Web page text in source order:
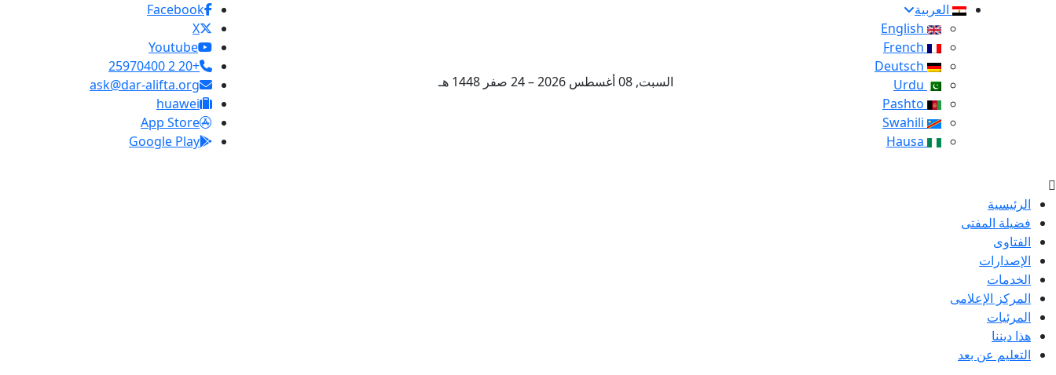
العربية
السبت, 08 أغسطس 2026 – 24 صفر 1448 هـ
Facebook
X
Youtube
+20 2 25970400
ask@dar-alifta.org
huawei
App Store
Google Play
الرئيسية
فضيلة المفتى
الفتاوى
الإصدارات
الخدمات
المركز الإعلامى
المرئيات
هذا ديننا
التعليم عن بعد